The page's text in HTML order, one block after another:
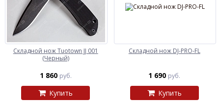
Складной нож Tuotown JJ 001
(Черный)
1 860 руб.
Купить
Складной нож DJ-PRO-FL
1 690 руб.
Купить